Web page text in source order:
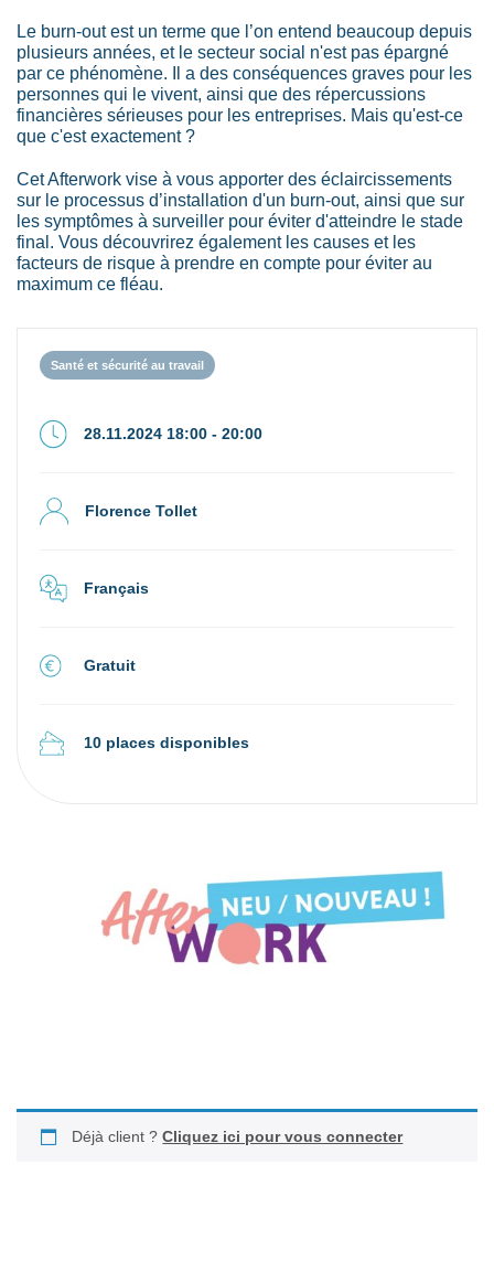
Le burn-out est un terme que l’on entend beaucoup depuis
plusieurs années, et le secteur social n'est pas épargné
par ce phénomène. Il a des conséquences graves pour les
personnes qui le vivent, ainsi que des répercussions
financières sérieuses pour les entreprises. Mais qu'est-ce
que c'est exactement ?
Cet Afterwork vise à vous apporter des éclaircissements
sur le processus d’installation d'un burn-out, ainsi que sur
les symptômes à surveiller pour éviter d'atteindre le stade
final. Vous découvrirez également les causes et les
facteurs de risque à prendre en compte pour éviter au
maximum ce fléau.
Santé et sécurité au travail
28.11.2024 18:00 - 20:00
Florence Tollet
Français
Gratuit
10 places disponibles
Déjà client ?Cliquez ici pour vous connecter